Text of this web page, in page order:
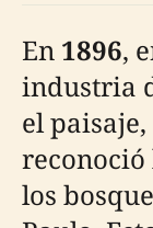
En 1896,
industria
el
reconoció
los